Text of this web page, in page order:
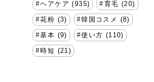
ヘアケア (935) 育毛 (20)
花粉 (3) 韓国コスメ (8)
基本 (9) 使い方 (110)
時短 (21)